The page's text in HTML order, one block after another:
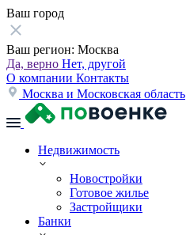
Ваш город
Ваш регион: Москва
Да, верно Нет, другой
О компании Контакты
Москва и Московская область
Недвижимость
Новостройки
Готовое жилье
Застройщики
Банки